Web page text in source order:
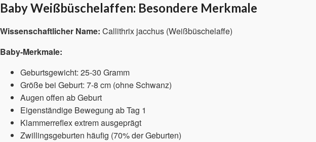
Baby Weißbüschelaffen: Besondere Merkmale
Wissenschaftlicher Name: Callithrix jacchus (Weißbüschelaffe)
Baby-Merkmale:
Geburtsgewicht: 25-30 Gramm
Größe bei Geburt: 7-8 cm (ohne Schwanz)
Augen offen ab Geburt
Eigenständige Bewegung ab Tag 1
Klammerreflex extrem ausgeprägt
Zwillingsgeburten häufig (70% der Geburten)